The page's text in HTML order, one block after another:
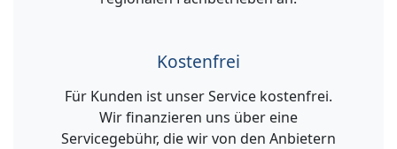
Kostenfrei
Für Kunden ist unser Service kostenfrei.
Wir finanzieren uns über eine
Servicegebühr, die wir von den Anbietern